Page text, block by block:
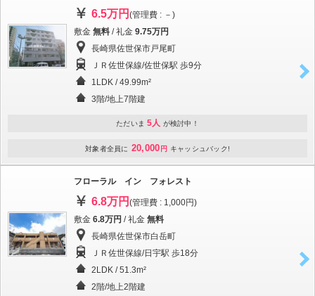
6.5万円 (管理費 : －)
敷金 無料 / 礼金 9.75万円
長崎県佐世保市戸尾町
ＪＲ佐世保線/佐世保駅 歩9分
1LDK / 49.99m²
3階/地上7階建
ただいま 5人 が検討中！
対象者全員に 20,000 円 キャッシュバック!
フローラル イン フォレスト
6.8万円 (管理費 : 1,000円)
敷金 6.8万円 / 礼金 無料
長崎県佐世保市白岳町
ＪＲ佐世保線/日宇駅 歩18分
2LDK / 51.3m²
2階/地上2階建